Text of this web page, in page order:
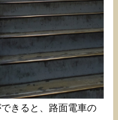
きると、路面電車の